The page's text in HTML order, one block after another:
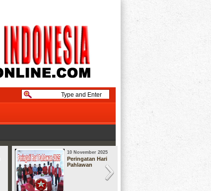
10 November 2025
Peringatan Hari
Pahlawan